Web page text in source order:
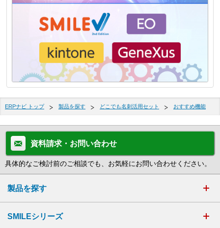
ERPナビ トップ 製品を探す どこでも名刺活用セット おすすめ機能
資料請求・お問い合わせ
具体的なご検討前のご相談でも、お気軽にお問い合わせください。
製品を探す
SMILEシリーズ